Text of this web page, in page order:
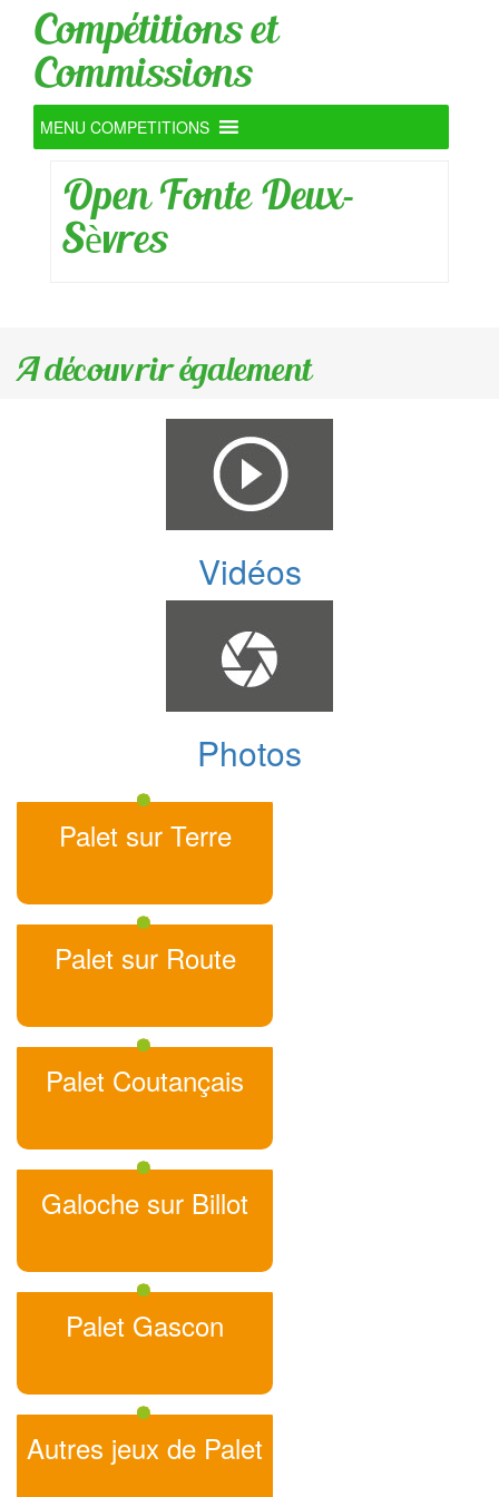
Compétitions et
Commissions
MENU COMPETITIONS
Open Fonte Deux-
Sèvres
A découvrir également
Vidéos
Photos
Palet sur Terre
Palet sur Route
Palet Coutançais
Galoche sur Billot
Palet Gascon
Autres jeux de Palet